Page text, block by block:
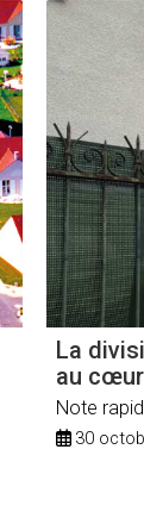
La
au
Note
30